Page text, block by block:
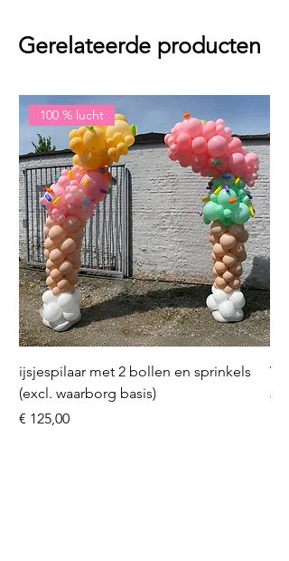
Gerelateerde producten
100 % lucht
ijsjespilaar met 2 bollen en sprinkels
(excl. waarborg basis)
Prijs
€ 125,00
Prijs
€